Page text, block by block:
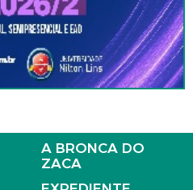
A BRONCA DO
ZACA